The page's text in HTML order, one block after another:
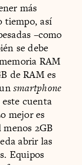
más
tiempo, así
–como
se debe
RAM
de RAM es
smartphone
cuenta
mejor es
2GB
abrir las
Equipos